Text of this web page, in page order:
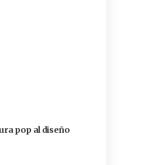
pop al diseño